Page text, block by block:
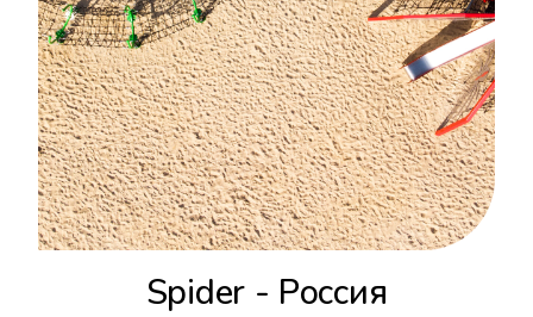
Spider - Россия